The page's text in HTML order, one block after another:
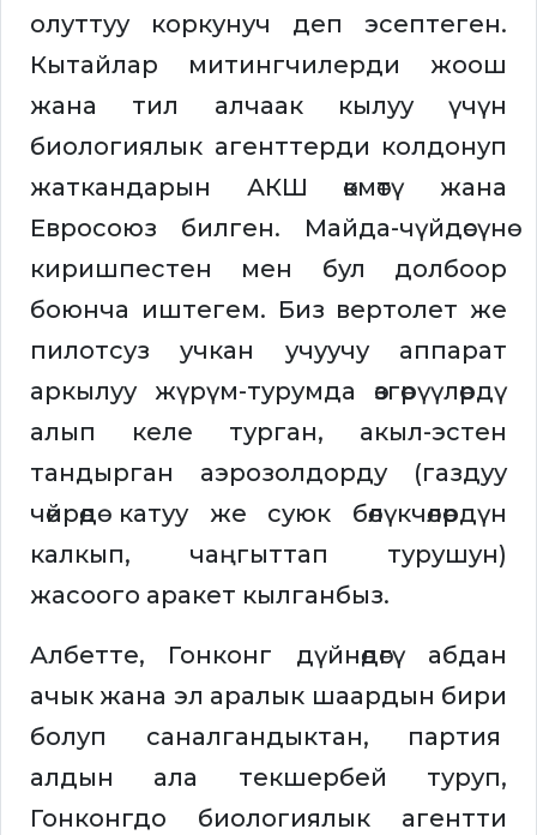
олуттуу коркунуч деп эсептеген.
Кытайлар митингчилерди жоош
жана тил алчаак кылуу үчүн
биологиялык агенттерди колдонуп
жаткандарын АКШ өкмөтү жана
Евросоюз билген. Майда-чүйдөсүнө
киришпестен мен бул долбоор
боюнча иштегем. Биз вертолет же
пилотсуз учкан учуучу аппарат
аркылуу жүрүм-турумда өзгөрүүлөрдү
алып келе турган, акыл-эстен
тандырган аэрозолдорду (газдуу
чөйрөдө катуу же суюк бөлүкчөлөрдүн
калкып, чаңгыттап турушун)
жасоого аракет кылганбыз.
Албетте, Гонконг дүйнөдөгү абдан
ачык жана эл аралык шаардын бири
болуп саналгандыктан, партия
алдын ала текшербей туруп,
Гонконгдо биологиялык агентти